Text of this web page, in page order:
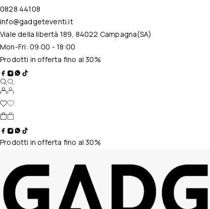
0828 44108
info@gadgeteventi.it
Viale della libertà 189, 84022 Campagna(SA)
Mon-Fri: 09:00 - 18:00
Prodotti in offerta fino al 30%
Prodotti in offerta fino al 30%